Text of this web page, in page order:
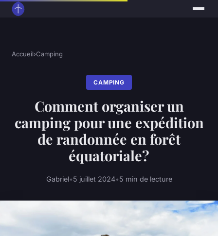
Accueil›Camping
CAMPING
Comment organiser un
camping pour une expédition
de randonnée en forêt
équatoriale?
Gabriel•5 juillet 2024•5 min de lecture